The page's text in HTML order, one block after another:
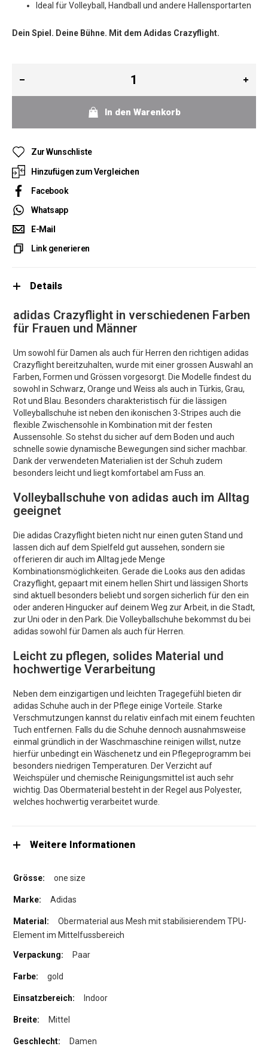
Ideal für Volleyball, Handball und andere Hallensportarten
Dein Spiel. Deine Bühne. Mit dem Adidas Crazyflight.
In den Warenkorb
Zur Wunschliste
Hinzufügen zum Vergleichen
Facebook
Whatsapp
E-Mail
Link generieren
Details
adidas Crazyflight in verschiedenen Farben
für Frauen und Männer
Um sowohl für Damen als auch für Herren den richtigen adidas
Crazyflight bereitzuhalten, wurde mit einer grossen Auswahl an
Farben, Formen und Grössen vorgesorgt. Die Modelle findest du
sowohl in Schwarz, Orange und Weiss als auch in Türkis, Grau,
Rot und Blau. Besonders charakteristisch für die lässigen
Volleyballschuhe ist neben den ikonischen 3-Stripes auch die
flexible Zwischensohle in Kombination mit der festen
Aussensohle. So stehst du sicher auf dem Boden und auch
schnelle sowie dynamische Bewegungen sind sicher machbar.
Dank der verwendeten Materialien ist der Schuh zudem
besonders leicht und liegt komfortabel am Fuss an.
Volleyballschuhe von adidas auch im Alltag
geeignet
Die adidas Crazyflight bieten nicht nur einen guten Stand und
lassen dich auf dem Spielfeld gut aussehen, sondern sie
offerieren dir auch im Alltag jede Menge
Kombinationsmöglichkeiten. Gerade die Looks aus den adidas
Crazyflight, gepaart mit einem hellen Shirt und lässigen Shorts
sind aktuell besonders beliebt und sorgen sicherlich für den ein
oder anderen Hingucker auf deinem Weg zur Arbeit, in die Stadt,
zur Uni oder in den Park. Die Volleyballschuhe bekommst du bei
adidas sowohl für Damen als auch für Herren.
Leicht zu pflegen, solides Material und
hochwertige Verarbeitung
Neben dem einzigartigen und leichten Tragegefühl bieten dir
adidas Schuhe auch in der Pflege einige Vorteile. Starke
Verschmutzungen kannst du relativ einfach mit einem feuchten
Tuch entfernen. Falls du die Schuhe dennoch ausnahmsweise
einmal gründlich in der Waschmaschine reinigen willst, nutze
hierfür unbedingt ein Wäschenetz und ein Pflegeprogramm bei
besonders niedrigen Temperaturen. Der Verzicht auf
Weichspüler und chemische Reinigungsmittel ist auch sehr
wichtig. Das Obermaterial besteht in der Regel aus Polyester,
welches hochwertig verarbeitet wurde.
Weitere Informationen
one size
Adidas
Obermaterial aus Mesh mit stabilisierendem TPU-
Element im Mittelfussbereich
Paar
gold
Indoor
Mittel
Damen